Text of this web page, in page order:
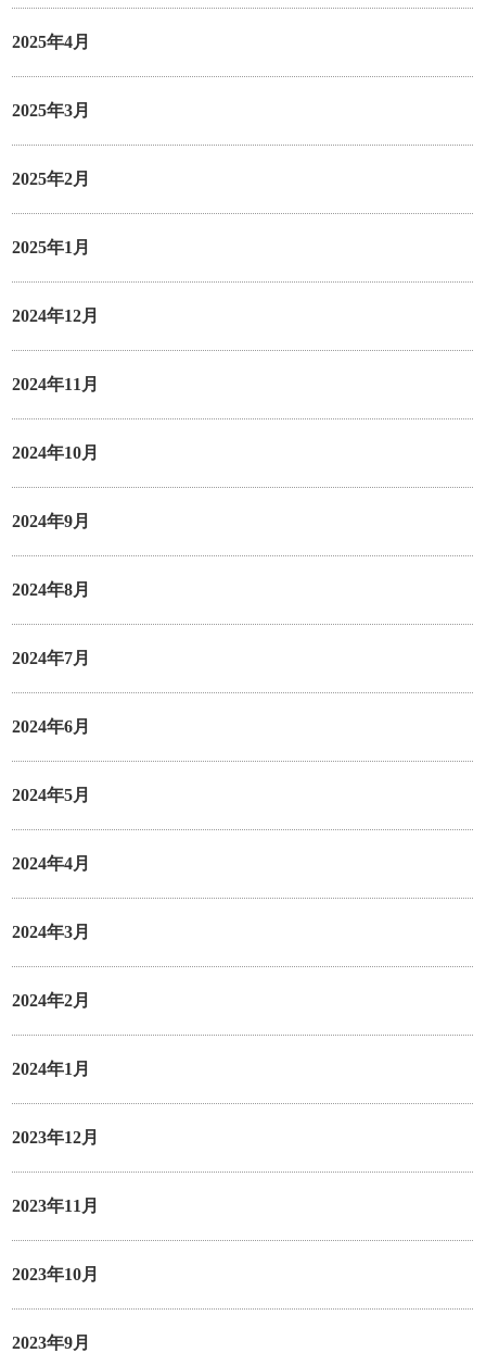
2025年4月
2025年3月
2025年2月
2025年1月
2024年12月
2024年11月
2024年10月
2024年9月
2024年8月
2024年7月
2024年6月
2024年5月
2024年4月
2024年3月
2024年2月
2024年1月
2023年12月
2023年11月
2023年10月
2023年9月